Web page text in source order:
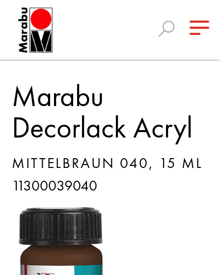
Marabu
Decorlack Acryl
MITTELBRAUN 040, 15 ML
11300039040